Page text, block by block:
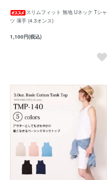
スリムフィット 無地 Uネック Tシャ
ツ 薄手 (4.3オンス)
1,100円(税込)